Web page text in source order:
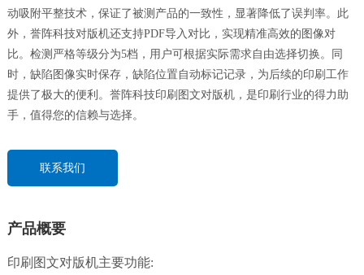
动吸附平整技术，保证了被测产品的一致性，显著降低了误判率。此
外，誉阵科技对版机还支持PDF导入对比，实现精准高效的图像对
比。检测严格等级分为5档，用户可根据实际需求自由选择切换。同
时，缺陷图像实时保存，缺陷位置自动标记记录，为后续的印刷工作
提供了极大的便利。誉阵科技印刷图文对版机，是印刷行业的得力助
手，值得您的信赖与选择。
联系我们
产品概要
印刷图文对版机主要功能: